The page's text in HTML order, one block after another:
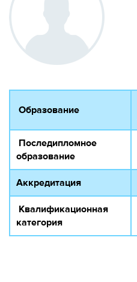
Образование
Последипломное
образование
Аккредитация
Квалификационная
категория